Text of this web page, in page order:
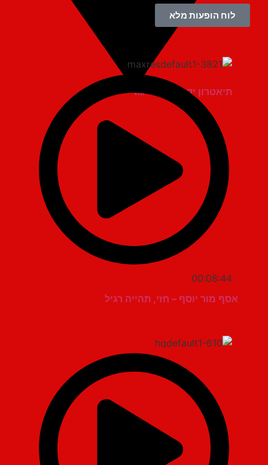
תיאטרון יד למגינים יגור
לוח הופעות מלא
00:08:44
אסף מור יוסף – חזי, תהייה רגיל